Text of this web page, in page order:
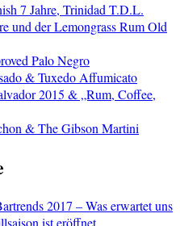
7 Jahre, Trinidad T.D.L.
und der Lemongrass Rum Old
Palo Negro
& Tuxedo Affumicato
2015 & „Rum, Coffee,
& The Gibson Martini
2017 – Was erwartet uns
ist eröffnet